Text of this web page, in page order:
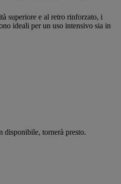
superiore e al retro rinforzato, i
ideali per un uso intensivo sia in
disponibile, tornerà presto.